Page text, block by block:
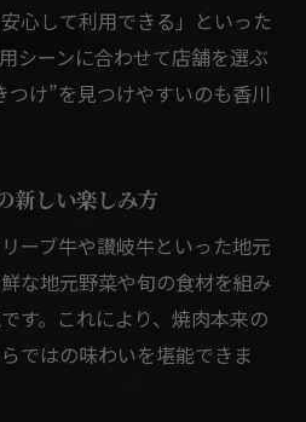
心して利用できる」といった
シーンに合わせて店舗を選ぶ
つけ”を見つけやすいのも香川
新しい楽しみ方
ーブ牛や讃岐牛といった地元
な地元野菜や旬の食材を組み
す。これにより、焼肉本来の
ではの味わいを堪能できま